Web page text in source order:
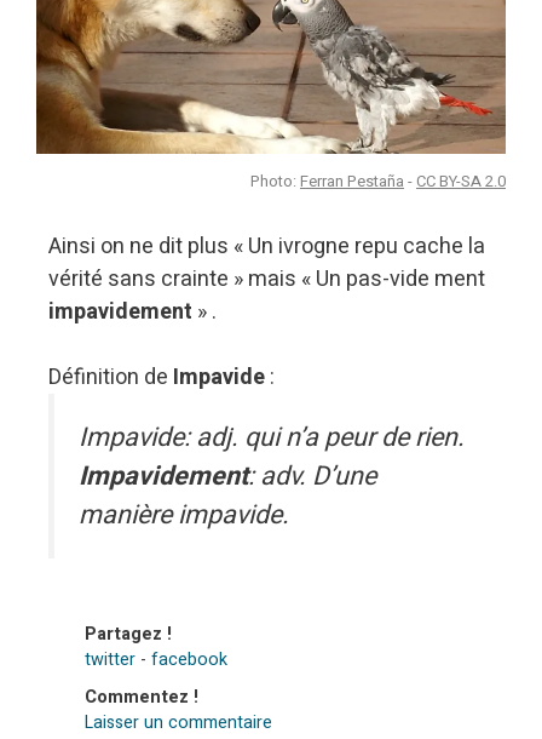
Photo: Ferran Pestaña - CC BY-SA 2.0
Ainsi on ne dit plus « Un ivrogne repu cache la
vérité sans crainte » mais « Un pas-vide ment
impavidement » .
Définition de Impavide:
Impavide: adj. qui n’a peur de rien.
Impavidement: adv. D’une
manière impavide.
Partagez !
twitter - facebook
Commentez !
Laisser un commentaire